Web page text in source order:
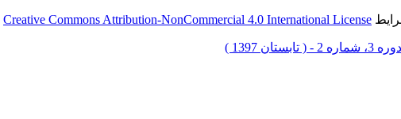
Creative Commons Attribution-NonCommercial 4.0 International License
دوره 3، شماره 2 - ( تابستان 1397 )